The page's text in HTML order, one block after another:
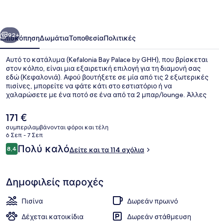
Επόμενο
92+
ΕπισκόπησηΔωμάτιαΤοποθεσίαΠολιτικές
Αυτό το κατάλυμα (Kefalonia Bay Palace by GHH), που βρίσκεται
στον κόλπο, είναι μια εξαιρετική επιλογή για τη διαμονή σας
εδώ (Κεφαλονιά). Αφού βουτήξετε σε μία από τις 2 εξωτερικές
πισίνες, μπορείτε να φάτε κάτι στο εστιατόριο ή να
χαλαρώσετε με ένα ποτό σε ένα από τα 2 μπαρ/lounge. Άλλες
εξωτερική πισίνα και πισίνα για παιδιά.
Η
τρέχουσα
τιμή
είναι
171 €
171 €
συμπεριλαμβάνονται φόροι και τέλη
6 Σεπ - 7 Σεπ
Σχόλια
8,48,4 στα 10
Πολύ καλόΔείτε και τα 114 σχόλια
Δημοφιλείς παροχές
Πισίνα
Δωρεάν πρωινό
Δέχεται κατοικίδια
Δωρεάν στάθμευση